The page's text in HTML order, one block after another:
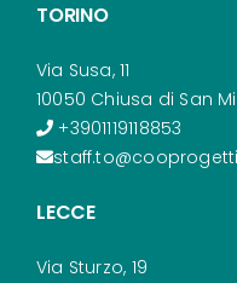
TORINO
Via Susa, 11
10050 Chiusa di San
+3901119118853
LECCE
Via Sturzo, 19